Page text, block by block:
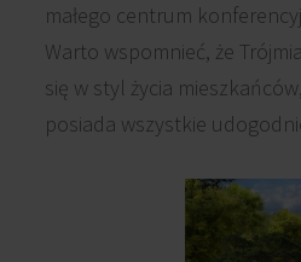
małego centrum
Warto wspomnieć, że
się w styl życia
posiada wszystkie